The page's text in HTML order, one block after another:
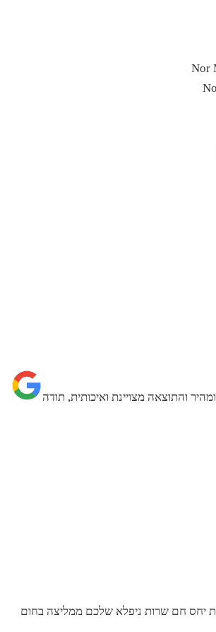
והתוצאה מצויינת ואיכותית, תודה
יחס חם שרות ניפלא שלכם ממליצה בחום